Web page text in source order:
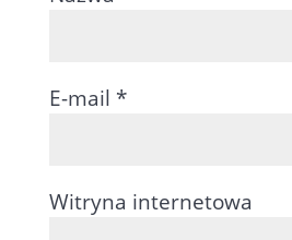
E-mail *
Witryna internetowa